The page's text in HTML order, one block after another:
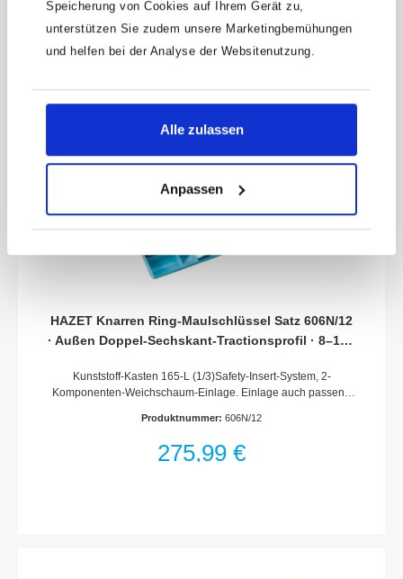
Speicherung von Cookies auf Ihrem Gerät zu,
unterstützen Sie zudem unsere Marketingbemühungen
und helfen bei der Analyse der Websitenutzung.
Alle zulassen
Anpassen
HAZET Knarren Ring-Maulschlüssel Satz 606N/12
· Außen Doppel-Sechskant-Tractionsprofil · 8–19 ·
Kunststoff-Kasten 165-L (1/3)Safety-Insert-System, 2-
Komponenten-Weichschaum-Einlage. Einlage auch passend
Doppel-Sechskant-TractionsprofilSchlüsselweite: · 8–
Werkzeuge: 12
Produktnummer: 606N/12
275,99 €